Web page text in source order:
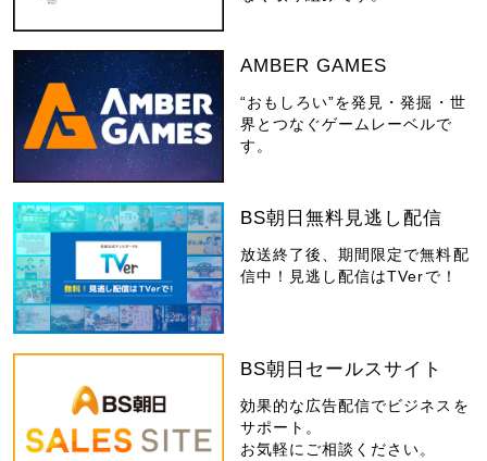
AMBER GAMES
“おもしろい”を発見・発掘・世
界とつなぐゲームレーベルで
す。
BS朝日無料見逃し配信
放送終了後、期間限定で無料配
信中！見逃し配信はTVerで！
BS朝日セールスサイト
効果的な広告配信でビジネスを
サポート。
お気軽にご相談ください。